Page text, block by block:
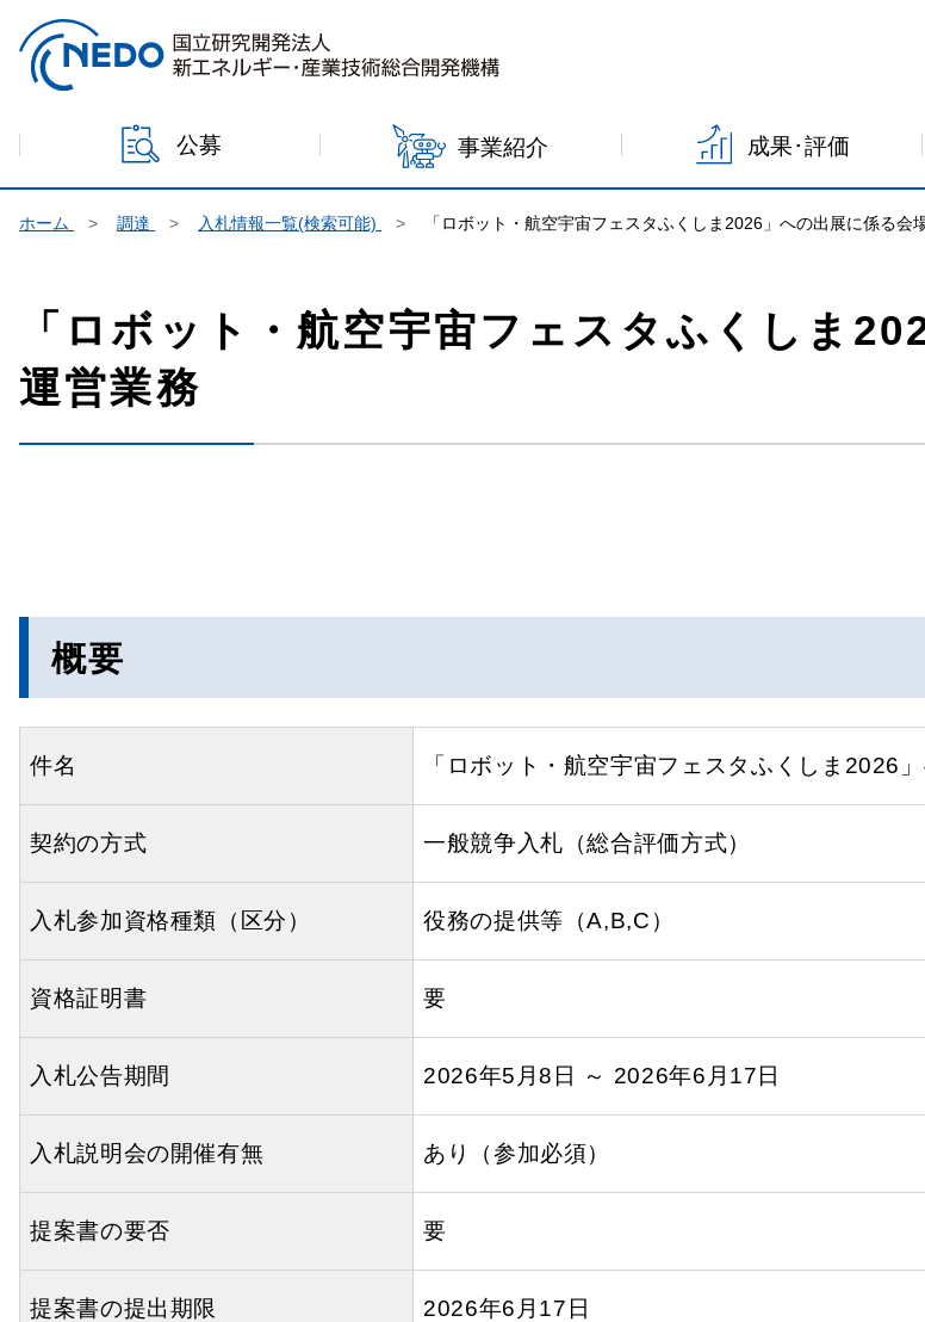
本文へジャンプ
公募 事業紹介 成果･評価
ホーム 調達 入札情報一覧(検索可能) 「ロボット・航空宇宙フェスタふくしま2026」への出展に係る会
「ロボット・航空宇宙フェスタふくしま
運営業務
概要
件名 「ロボット・航空宇宙フェスタふくしま2026
契約の方式 一般競争入札（総合評価方式）
入札参加資格種類（区分） 役務の提供等（A,B,C）
資格証明書 要
入札公告期間 2026年5月8日 ～ 2026年6月17日
入札説明会の開催有無 あり（参加必須）
提案書の要否 要
提案書の提出期限 2026年6月17日